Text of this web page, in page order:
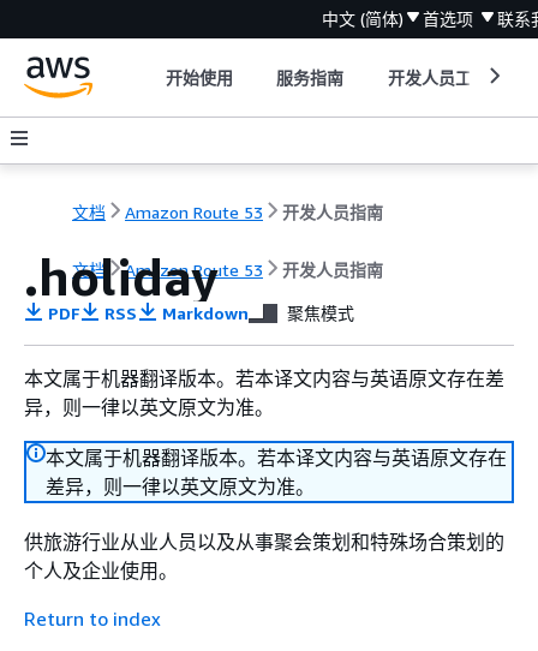
中文 (简体) 首选项 联系
开始使用 服务指南 开发人员工具
文档 Amazon Route 53 开发人员指南
文档 Amazon Route 53 开发人员指南
.holiday
PDF RSS Markdown 聚焦模式
本文属于机器翻译版本。若本译文内容与英语原文存在差
异，则一律以英文原文为准。
本文属于机器翻译版本。若本译文内容与英语原文存在
差异，则一律以英文原文为准。
供旅游行业从业人员以及从事聚会策划和特殊场合策划的
个人及企业使用。
Return to index